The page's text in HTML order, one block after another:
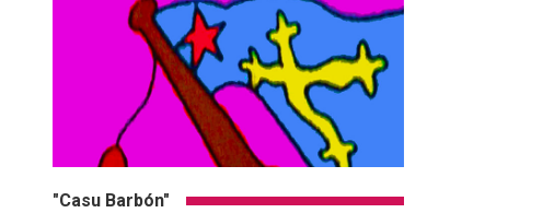
"Casu Barbón"